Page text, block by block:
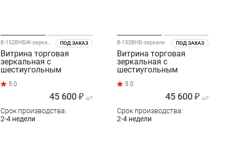
ПОД ЗАКАЗ
Витрина торговая
зеркальная с
шестиугольным
бежевый-айконик
45 600 ₽ шт
Срок производства:
2-4 недели
ПОД ЗАКАЗ
В-152ВНБ-зеркало
Витрина торговая
зеркальная с
шестиугольным
45 600 ₽ шт
Срок производства:
2-4 недели